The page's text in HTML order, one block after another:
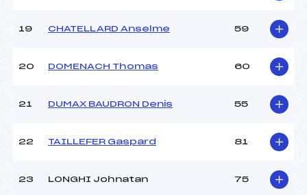
19 CHATELLARD Anselme 59
20 DOMENACH Thomas 60
21 DUMAX BAUDRON Denis 55
22 TAILLEFER Gaspard 81
23 LONGHI Johnatan 75